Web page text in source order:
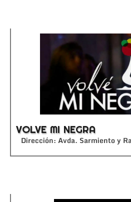
VOLVE MI NEGRA
Dirección: Avda. Sarmiento y